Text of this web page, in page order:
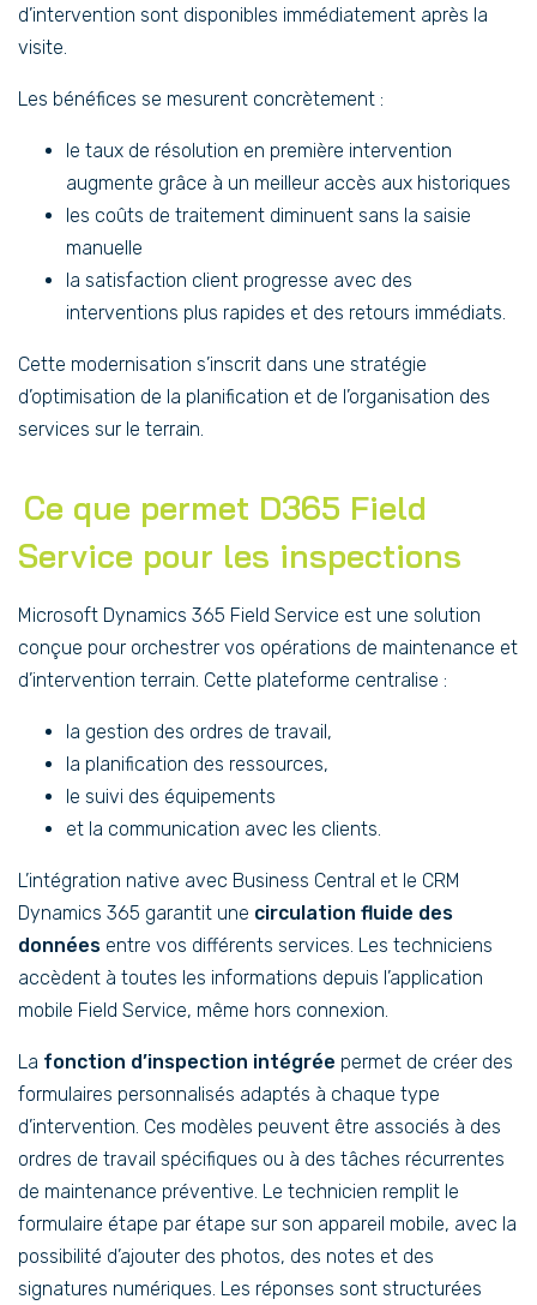
d’intervention sont disponibles immédiatement après la
visite.
Les bénéfices se mesurent concrètement :
le taux de résolution en première intervention
augmente grâce à un meilleur accès aux historiques
les coûts de traitement diminuent sans la saisie
manuelle
la satisfaction client progresse avec des
interventions plus rapides et des retours immédiats.
Cette modernisation s’inscrit dans une stratégie
d’optimisation de la planification et de l’organisation des
services sur le terrain.
Ce que permet D365 Field
Service pour les inspections
Microsoft Dynamics 365 Field Service est une solution
conçue pour orchestrer vos opérations de maintenance et
d’intervention terrain. Cette plateforme centralise :
la gestion des ordres de travail,
la planification des ressources,
le suivi des équipements
et la communication avec les clients.
L’intégration native avec Business Central et le CRM
Dynamics 365 garantit une circulation fluide des
données entre vos différents services. Les techniciens
accèdent à toutes les informations depuis l’application
mobile Field Service, même hors connexion.
La fonction d’inspection intégrée permet de créer des
formulaires personnalisés adaptés à chaque type
d’intervention. Ces modèles peuvent être associés à des
ordres de travail spécifiques ou à des tâches récurrentes
de maintenance préventive. Le technicien remplit le
formulaire étape par étape sur son appareil mobile, avec la
possibilité d’ajouter des photos, des notes et des
signatures numériques. Les réponses sont structurées